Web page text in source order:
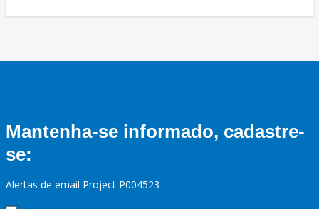
Mantenha-se informado, cadastre-
se:
Alertas de email Project P004523